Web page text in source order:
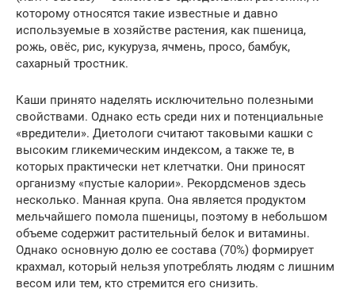
которому относятся такие известные и давно
используемые в хозяйстве растения, как пшеница,
рожь, овёс, рис, кукуруза, ячмень, просо, бамбук,
сахарный тростник.
Каши принято наделять исключительно полезными
свойствами. Однако есть среди них и потенциальные
«вредители». Диетологи считают таковыми кашки с
высоким гликемическим индексом, а также те, в
которых практически нет клетчатки. Они приносят
организму «пустые калории». Рекордсменов здесь
несколько. Манная крупа. Она является продуктом
мельчайшего помола пшеницы, поэтому в небольшом
объеме содержит растительный белок и витамины.
Однако основную долю ее состава (70%) формирует
крахмал, который нельзя употреблять людям с лишним
весом или тем, кто стремится его снизить.